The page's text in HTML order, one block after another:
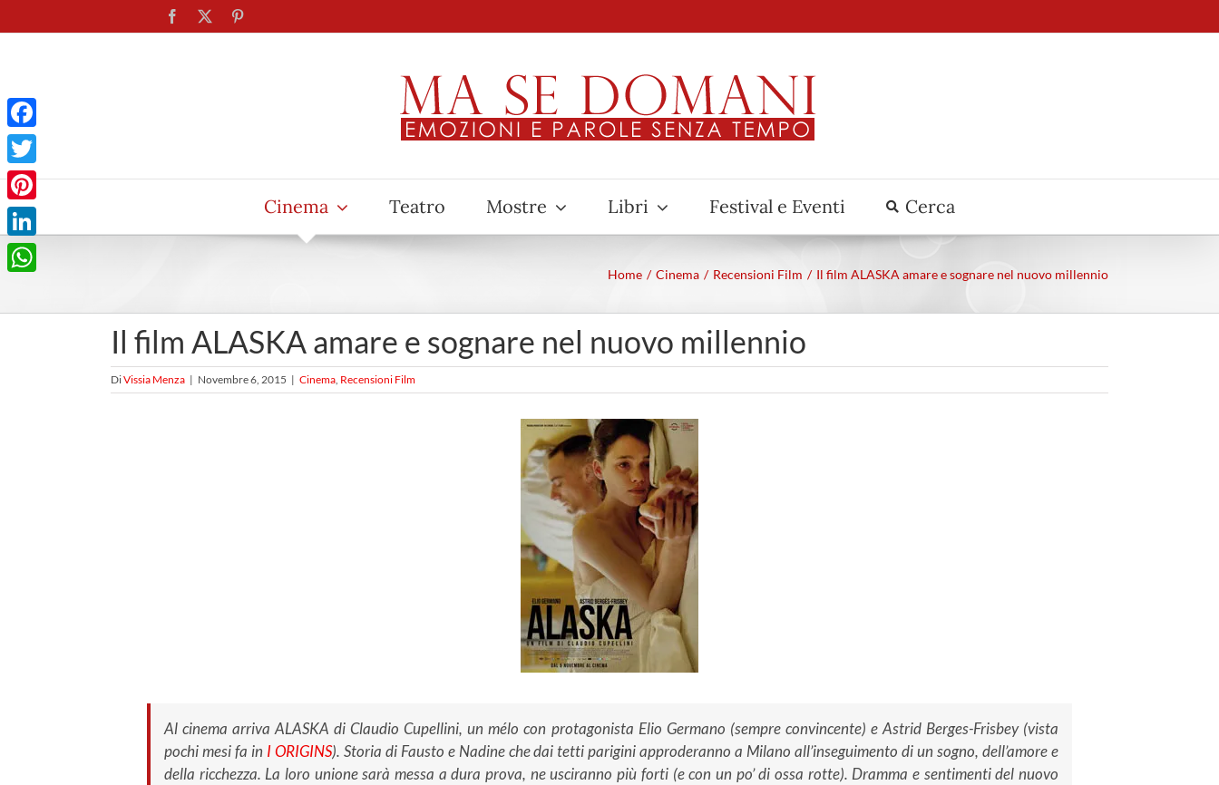
al
Facebook
Cinema Teatro Mostre Libri Festival e Eventi Cerca
Home Cinema Recensioni Film Il film ALASKA amare e sognare nel nuovo millennio
Il film ALASKA amare e sognare nel nuovo millennio
DiVissia Menza | Novembre 6, 2015 | Cinema, Recensioni Film
Al cinema arriva ALASKA di Claudio Cupellini, un mélo con protagonista Elio Germano (sempre convincente) e Astrid Berges-Frisbey (vista
pochi mesi fa in I ORIGINS). Storia di Fausto e Nadine che dai tetti parigini approderanno a Milano all’inseguimento di un sogno, dell’amore e
della ricchezza. La loro unione sarà messa a dura prova, ne usciranno più forti (e con un po’ di ossa rotte). Dramma e sentimenti del nuovo
Facebook
Twitter
Pinterest
LinkedIn